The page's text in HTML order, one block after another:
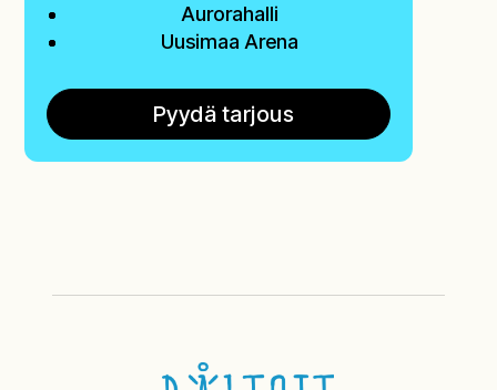
Aurorahalli
Uusimaa Arena
Pyydä tarjous